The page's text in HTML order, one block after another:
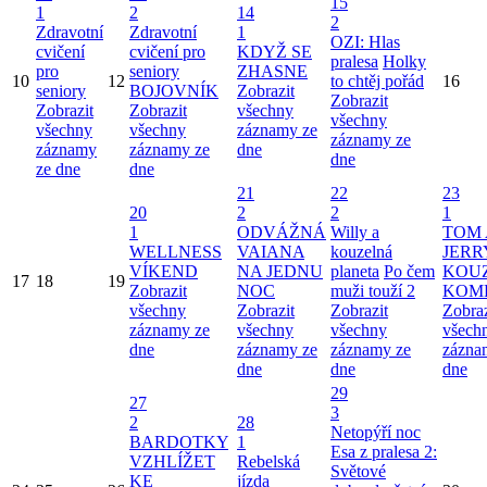
10
1
Zdravotní
cvičení
pro
seniory
Zobrazit
všechny
záznamy
ze dne
12
2
Zdravotní
cvičení pro
seniory
BOJOVNÍK
Zobrazit
všechny
záznamy ze
dne
14
1
KDYŽ SE
ZHASNE
Zobrazit
všechny
záznamy ze
dne
2
OZI: Hlas
pralesa Holky
to chtěj pořád
Zobrazit
všechny
záznamy ze
dne
16
17 18 19
20
1
WELLNESS
VÍKEND
Zobrazit
všechny
záznamy ze
dne
21
2
ODVÁŽNÁ
VAIANA
NA JEDNU
NOC
Zobrazit
všechny
záznamy ze
dne
22
2
Willy a
kouzelná
planeta Po čem
muži touží 2
Zobrazit
všechny
záznamy ze
dne
23
1
TOM
dne
27
2
BARDOTKY
VZHLÍŽET
KE
28
1
Rebelská
jízda
29
3
Netopýří noc
Esa z pralesa 2:
Světové